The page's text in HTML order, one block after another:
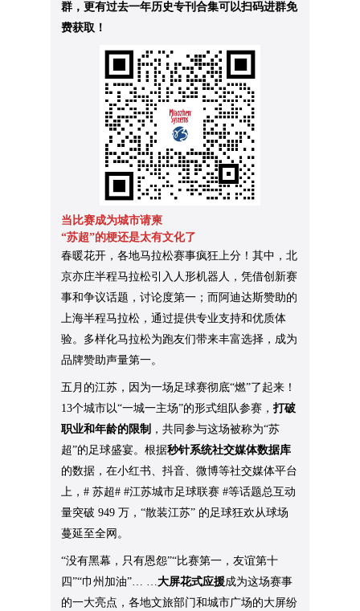
群，更有过去一年历史专刊合集可以扫码进群免
费获取！
当比赛成为城市请柬
“苏超”的梗还是太有文化了
春暖花开，各地马拉松赛事疯狂上分！其中，北
京亦庄半程马拉松引入人形机器人，凭借创新赛
事和争议话题，讨论度第一；而阿迪达斯赞助的
上海半程马拉松，通过提供专业支持和优质体
验。多样化马拉松为跑友们带来丰富选择，成为
品牌赞助声量第一。
五月的江苏，因为一场足球赛彻底“燃”了起来！
13个城市以“一城一主场”的形式组队参赛，打破
职业和年龄的限制 ，共同参与这场被称为“苏
超”的足球盛宴。根据秒针系统社交媒体数据库
的数据，在小红书、抖音、微博等社交媒体平台
上，# 苏超# #江苏城市足球联赛 #等话题总互动
量突破 949 万，“散装江苏” 的足球狂欢从球场
蔓延至全网。
“没有黑幕，只有恩怨”“比赛第一，友谊第十
四”“巾州加油”… …大屏花式应援成为这场赛事
的一大亮点，各地文旅部门和城市广场的大屏纷